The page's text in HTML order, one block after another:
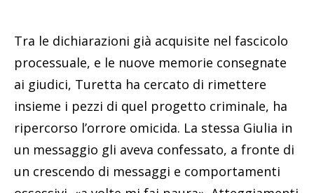
Tra le dichiarazioni già acquisite nel fascicolo
processuale, e le nuove memorie consegnate
ai giudici, Turetta ha cercato di rimettere
insieme i pezzi di quel progetto criminale, ha
ripercorso l’orrore omicida. La stessa Giulia in
un messaggio gli aveva confessato, a fronte di
un crescendo di messaggi e comportamenti